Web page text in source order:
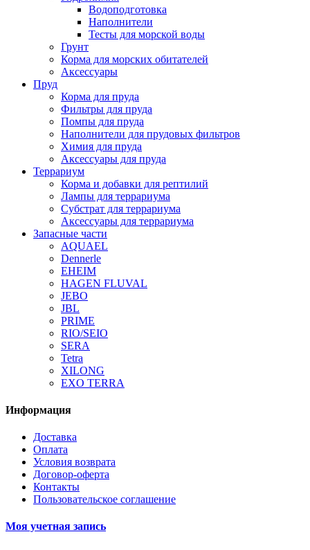
Водоподготовка
Наполнители
Тесты для морской воды
Грунт
Корма для морских обитателей
Аксессуары
Пруд
Корма для пруда
Фильтры для пруда
Помпы для пруда
Наполнители для прудовых фильтров
Химия для пруда
Аксессуары для пруда
Террариум
Корма и добавки для рептилий
Лампы для террариума
Субстрат для террариума
Аксессуары для террариума
Запасные части
AQUAEL
Dennerle
EHEIM
HAGEN FLUVAL
JEBO
JBL
PRIME
RIO/SEIO
SERA
Tetra
XILONG
EXO TERRA
Информация
Доставка
Оплата
Условия возврата
Договор-оферта
Контакты
Пользовательское соглашение
Моя учетная запись